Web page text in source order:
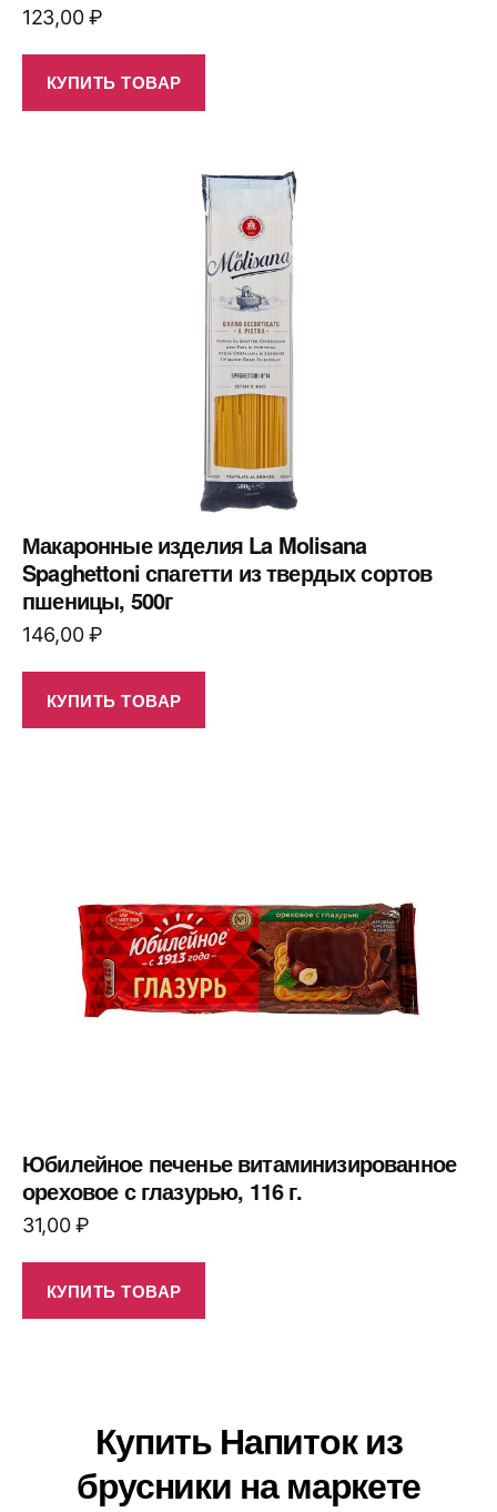
123,00₽
КУПИТЬ ТОВАР
Макаронные изделия La Molisana
Spaghettoni спагетти из твердых сортов
пшеницы, 500г
146,00₽
КУПИТЬ ТОВАР
Юбилейное печенье витаминизированное
ореховое с глазурью, 116 г.
31,00₽
КУПИТЬ ТОВАР
Купить Напиток из
брусники на маркете